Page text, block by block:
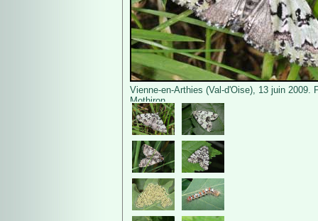
Vienne-en-Arthies (Val-d'Oise), 13 juin 2009.
Mothiron.